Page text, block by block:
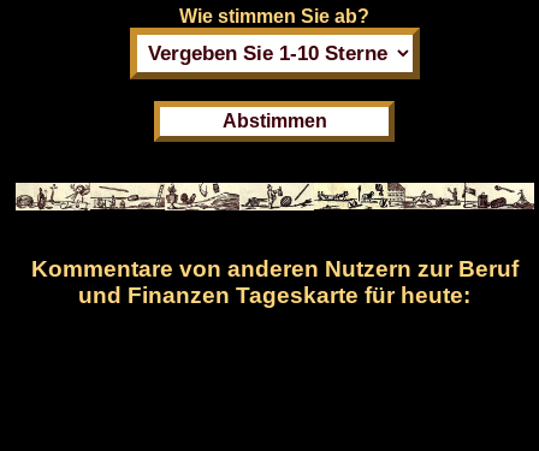
Wie stimmen Sie ab?
Kommentare von anderen Nutzern zur Beruf
und Finanzen Tageskarte für heute: